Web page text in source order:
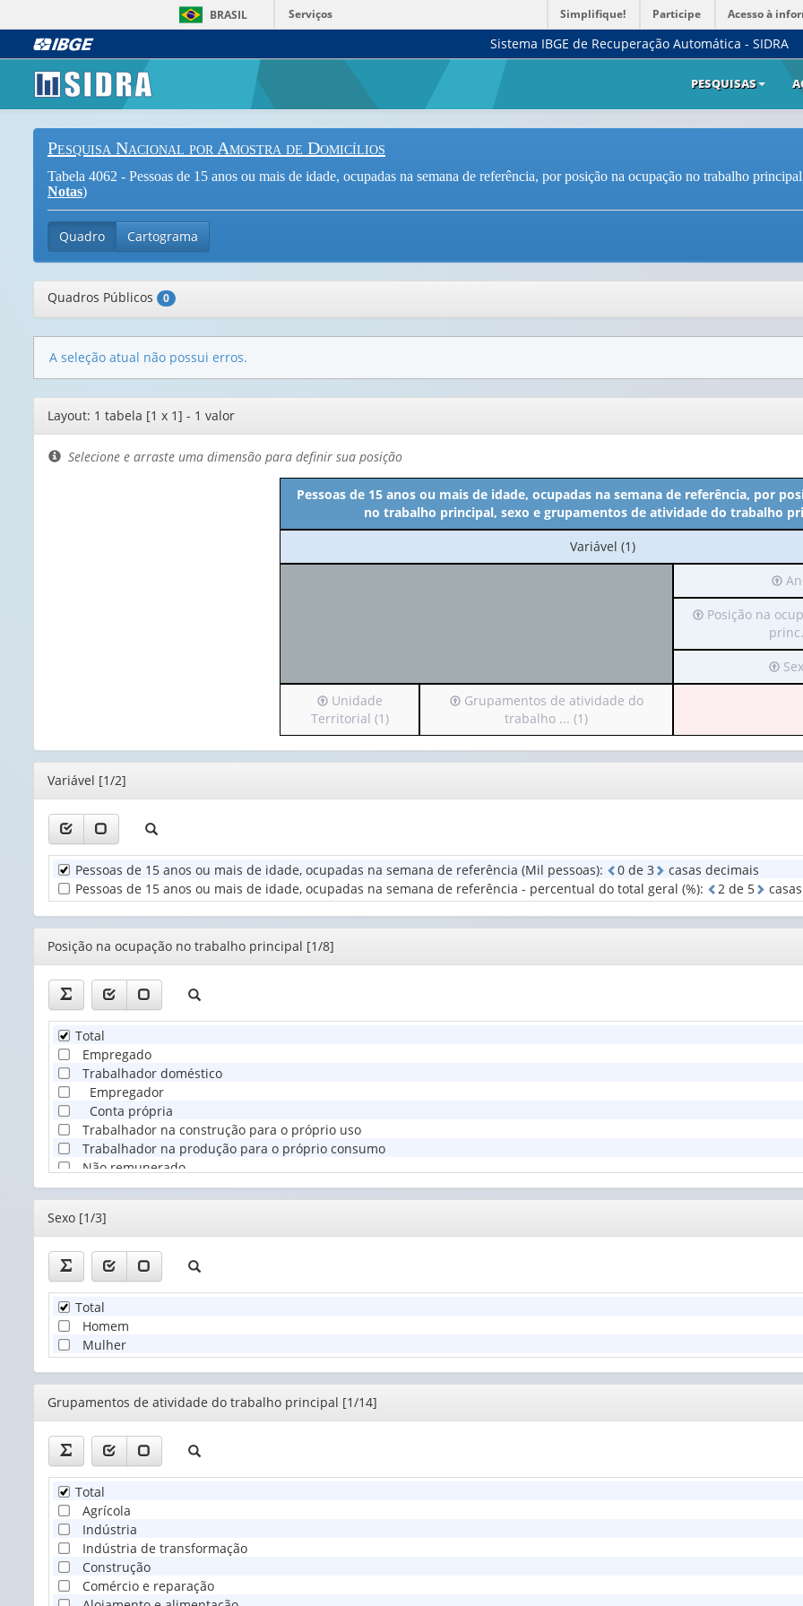
BRASIL Serviços Simplifique! Participe Acesso à
Sistema IBGE de Recuperação Automática - SIDRA
PESQUISAS
Pesquisa Nacional por Amostra de Domicílios
Tabela 4062 - Pessoas de 15 anos ou mais de idade, ocupadas na semana de referência, por posição na ocupação no trabalho
Notas)
Quadro Cartograma
Quadros Públicos 0
A seleção atual não possui erros.
Editor
de
layout
Layout: 1 tabela [1 x 1] - 1 valor
Selecione e arraste uma dimensão para definir sua posição
Pessoas de 15 anos ou mais de idade, ocupadas na semana de referência, por
no trabalho principal, sexo e grupamentos de atividade do trabalho
No
cabeçalho:
Variável (1)
Irá
para
o
1
Ano
(1)
Irá
o
(possui
valor):
princ...
(1)
Posição na
Irá
para
Irá
para
o
cabeçalho
Unidade
Territorial
(1)
Unidade
Territorial (1)
Irá
o
cabeçalho
Grupamentos
de
atividade
do
trabalho
(1)
Grupamentos de atividade do
trabalho ... (1)
Editor
Variável [1/2]
Pessoas de 15 anos ou mais de idade, ocupadas na semana de referência (Mil pessoas): 0 de 3
casas decimais
Pessoas de 15 anos ou mais de idade, ocupadas na semana de referência - percentual do total geral (%): 2 de 5
Editor
Posição na ocupação no trabalho principal [1/8]
Total
Empregado
Trabalhador doméstico
Empregador
Conta própria
Trabalhador na construção para o próprio uso
Trabalhador na produção para o próprio consumo
Não remunerado
Editor
Sexo [1/3]
Total
Homem
Mulher
Editor
Grupamentos de atividade do trabalho principal [1/14]
Total
Agrícola
Indústria
Indústria de transformação
Construção
Comércio e reparação